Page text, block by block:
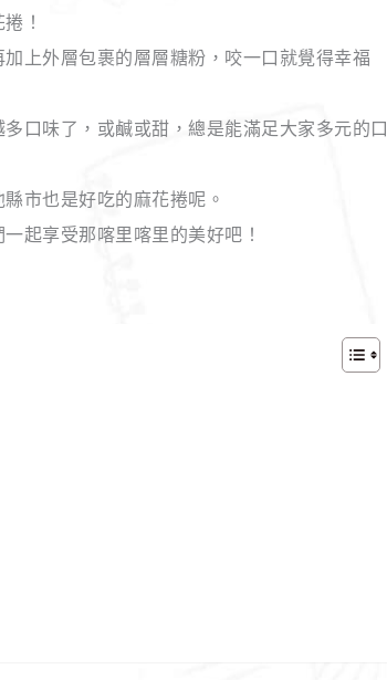
！
上外層包裹的層層糖粉，咬一口就覺得幸福
口味了，或鹹或甜，總是能滿足大家多元的口
市也是好吃的麻花捲呢。
起享受那喀里喀里的美好吧！